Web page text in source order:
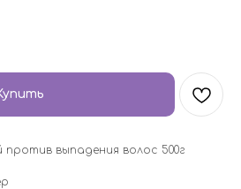
против выпадения волос 500г